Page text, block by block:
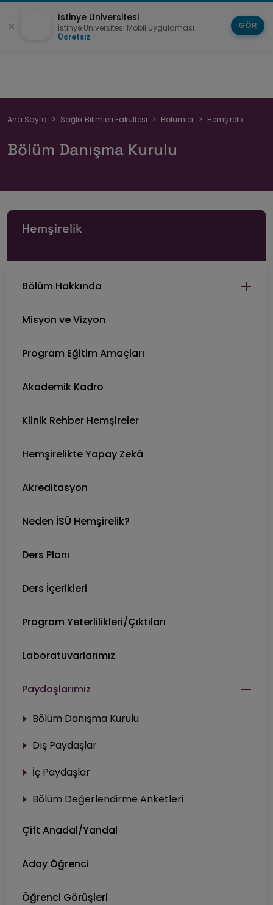
Sayfa
Ana Sayfa Sağlık Bilimleri Fakültesi Bölümler Hemşirelik
Bölüm Danışma Kurulu
Hemşirelik
Bölüm Hakkında
Misyon ve Vizyon
Program Eğitim Amaçları
Akademik Kadro
Klinik Rehber Hemşireler
Hemşirelikte Yapay Zekâ
Akreditasyon
Neden İSÜ Hemşirelik?
Ders Planı
Ders İçerikleri
Program Yeterlilikleri/Çıktıları
Laboratuvarlarımız
Paydaşlarımız
Bölüm Danışma Kurulu
Dış Paydaşlar
İç Paydaşlar
Bölüm Değerlendirme Anketleri
Çift Anadal/Yandal
Aday Öğrenci
Öğrenci Görüşleri
İstinye Üniversitesi
İstinye Üniversitesi Mobil Uygulaması
Ücretsiz
GÖR